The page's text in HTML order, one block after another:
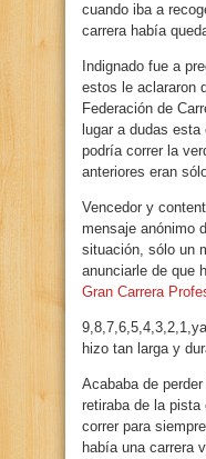
cuando iba a
carrera había
Indignado fue a
estos le aclararon
Federación de
lugar a dudas
podría correr la
anteriores eran
Vencedor y
mensaje anónimo
situación, sólo un
anunciarle de que
Gran Carrera
hizo tan larga y
Acababa de
retiraba de la pista
correr para
había una carrera